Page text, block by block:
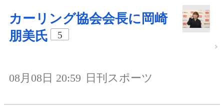
カーリング協会会長に岡崎
朋美氏
5
08月08日 20:59 日刊スポーツ